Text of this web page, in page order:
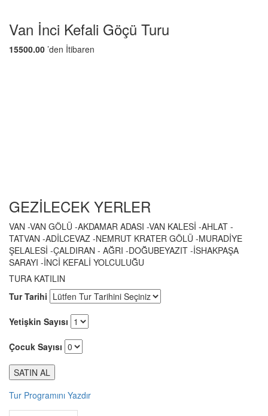
Van İnci Kefali Göçü Turu
15500.00 ’den İtibaren
GEZİLECEK YERLER
VAN -VAN GÖLÜ -AKDAMAR ADASI -VAN KALESİ -AHLAT -
TATVAN -ADİLCEVAZ -NEMRUT KRATER GÖLÜ -MURADİYE
ŞELALESİ -ÇALDIRAN - AĞRI -DOĞUBEYAZIT -İSHAKPAŞA
SARAYI -İNCİ KEFALİ YOLCULUĞU
TURA KATILIN
Tur Tarihi
Yetişkin Sayısı
Çocuk Sayısı
Tur Programını Yazdır